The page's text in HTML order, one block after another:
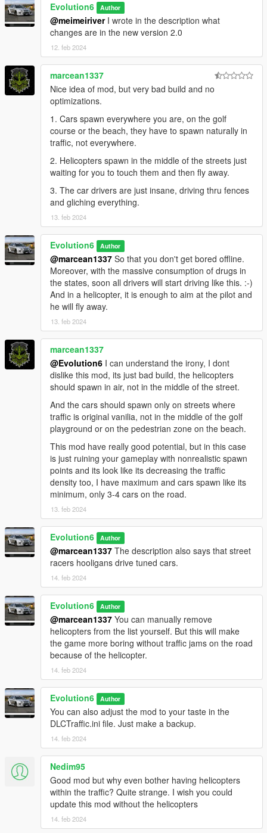
Evolution6 Author
@meimeiriverI wrote in the description what
changes are in the new version 2.0
12. feb 2024
marcean1337
Nice idea of mod, but very bad build and no
optimizations.
1. Cars spawn everywhere you are, on the golf
course or the beach, they have to spawn naturally in
traffic, not everywhere.
2. Helicopters spawn in the middle of the streets just
waiting for you to touch them and then fly away.
3. The car drivers are just insane, driving thru fences
and gliching everything.
13. feb 2024
Evolution6 Author
@marcean1337 So that you don't get bored offline.
Moreover, with the massive consumption of drugs in
the states, soon all drivers will start driving like this. :-)
And in a helicopter, it is enough to aim at the pilot and
he will fly away.
13. feb 2024
marcean1337
@Evolution6 I can understand the irony, I dont
dislike this mod, its just bad build, the helicopters
should spawn in air, not in the middle of the street.
And the cars should spawn only on streets where
traffic is original vanilia, not in the middle of the golf
playground or on the pedestrian zone on the beach.
This mod have really good potential, but in this case
is just ruining your gameplay with nonrealistic spawn
points and its look like its decreasing the traffic
density too, I have maximum and cars spawn like its
minimum, only 3-4 cars on the road.
13. feb 2024
Evolution6 Author
@marcean1337 The description also says that street
racers hooligans drive tuned cars.
14. feb 2024
Evolution6 Author
@marcean1337 You can manually remove
helicopters from the list yourself. But this will make
the game more boring without traffic jams on the road
because of the helicopter.
14. feb 2024
Evolution6 Author
You can also adjust the mod to your taste in the
DLCTraffic.ini file. Just make a backup.
14. feb 2024
Nedim95
Good mod but why even bother having helicopters
within the traffic? Quite strange. I wish you could
update this mod without the helicopters
14. feb 2024